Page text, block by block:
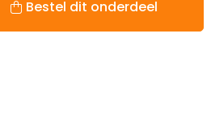
Bestel dit onderdeel